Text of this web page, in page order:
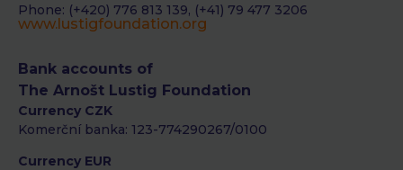
Phone: (+420) 776 813 139, (+41) 79 477 3206
www.lustigfoundation.org
Bank accounts of
The Arnošt Lustig Foundation
Currency CZK
Komerční banka: 123-774290267/0100
Currency EUR